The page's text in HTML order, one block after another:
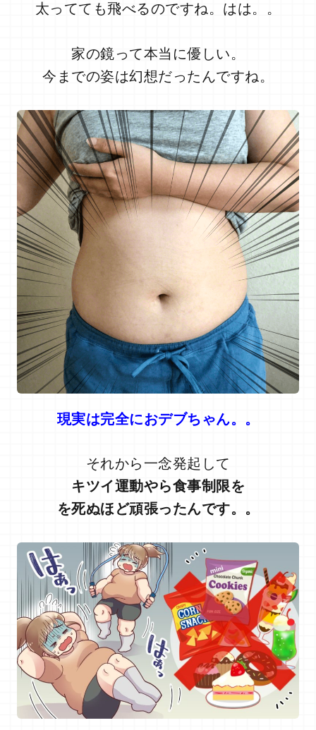
太ってても飛べるのですね。はは。。
家の鏡って本当に優しい。
今までの姿は幻想だったんですね。
現実は完全におデブちゃん。。
それから一念発起して
キツイ運動やら食事制限を
を死ぬほど頑張ったんです。。